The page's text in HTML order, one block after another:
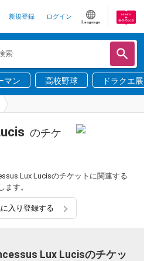
新規登録 ログイン
Language
マン 高校野球 ドラクエ展
のチケ
Lux Lucisのチケットに関連する
す。
入り登録する
Lux Lucisのチケッ